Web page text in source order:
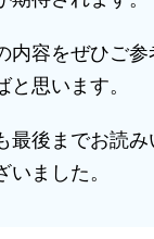
内容をぜひご
と思います。
最後までお読
いました。